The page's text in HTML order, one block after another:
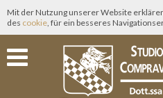
Mit der Nutzung unserer Website
des cookie, für ein besseres